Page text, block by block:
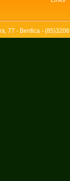
77 - Benfica -